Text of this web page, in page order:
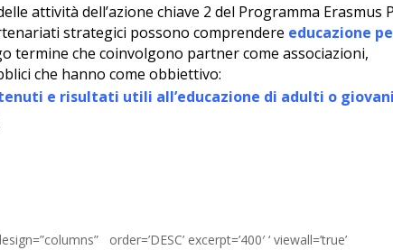
attività dell’azione chiave 2 del Programma Erasmus
strategici possono comprendere educazione
termine che coinvolgono partner come associazioni,
che hanno come obbiettivo:
e risultati utili all’educazione di adulti o
order=’DESC’ excerpt=’400′ ‘ viewall=’true’